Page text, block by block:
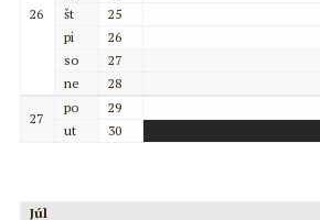
26
št
25
pi
26
so
27
ne
28
27
po
29
ut
30
Júl